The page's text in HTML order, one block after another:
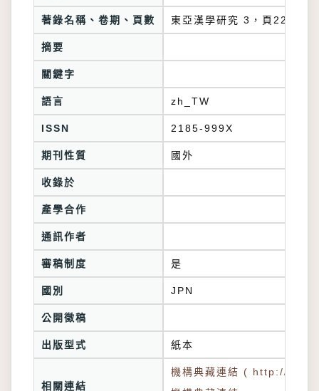
著錄名稱、卷期、頁數 東亞漢學研究 3，頁220-
摘要
關鍵字
語言 zh_TW
ISSN 2185-999X
期刊性質 國外
收錄於
產學合作
通訊作者
審稿制度 是
國別 JPN
公開徵稿
出版型式 紙本
相關連結
機構典藏連結 ( http://